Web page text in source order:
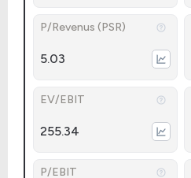
P/Revenus (PSR)
5.03
EV/EBIT
255.34
P/EBIT